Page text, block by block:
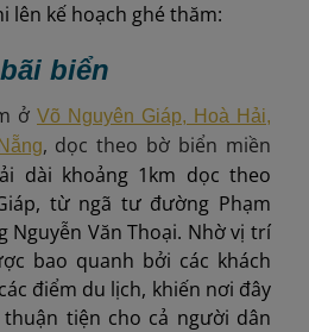
lên kế hoạch ghé thăm:
biển
ở Võ Nguyên Giáp, Hoà Hải,
, dọc theo bờ biển miền
dài khoảng 1km dọc theo
từ ngã tư đường Phạm
Nguyễn Văn Thoại. Nhờ vị trí
bao quanh bởi các khách
điểm du lịch, khiến nơi đây
tiện cho cả người dân